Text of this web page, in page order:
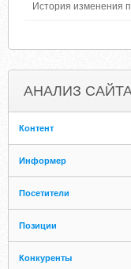
История изменения
АНАЛИЗ
Контент
Информер
Посетители
Позиции
Конкуренты